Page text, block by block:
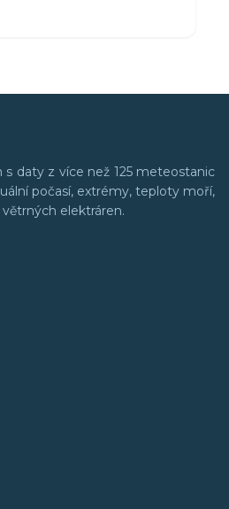
daty z více než 125 meteostanic
počasí, extrémy, teploty moří,
elektráren.